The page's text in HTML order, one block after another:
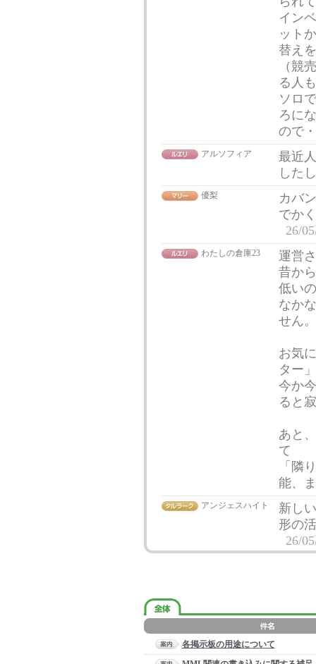
イン
ット
替え
（競
る人
ソロ
ろに
ので
アルソフィア
最近
した
優梨
カバ
でか
26/
わたしの倉庫23
運営
昔か
低い
なか
せん。
お気
ター
今か
ると
あと
て
「隣
能、
アンジェスハイト
新し
形の
26/
各掲示板の用途について